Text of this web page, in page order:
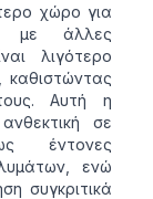
χώρο για
με άλλες
λιγότερο
Αυτή η
σε
έντονες
ενώ
συγκριτικά